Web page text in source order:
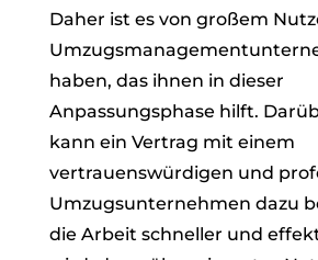
Daher ist es von großem
haben, das ihnen in dieser
Anpassungsphase hilft.
kann ein Vertrag mit einem
vertrauenswürdigen und
Umzugsunternehmen dazu
die Arbeit schneller und